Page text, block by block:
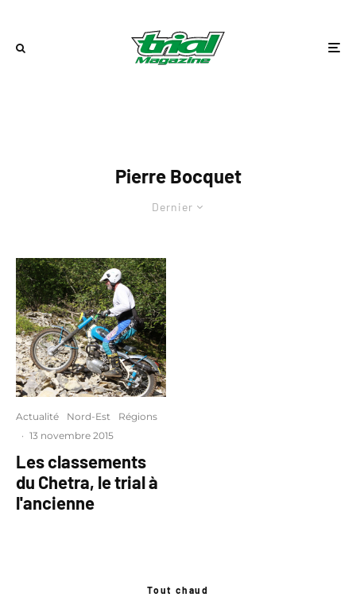
Pierre Bocquet
Dernier
Actualité Nord-Est
Régions
· 13 novembre 2015
Les classements
du Chetra, le trial à
l'ancienne
Tout chaud